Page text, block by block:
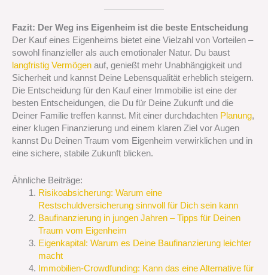
Fazit: Der Weg ins Eigenheim ist die beste Entscheidung
Der Kauf eines Eigenheims bietet eine Vielzahl von Vorteilen –
sowohl finanzieller als auch emotionaler Natur. Du baust
langfristig Vermögen auf, genießt mehr Unabhängigkeit und
Sicherheit und kannst Deine Lebensqualität erheblich steigern.
Die Entscheidung für den Kauf einer Immobilie ist eine der
besten Entscheidungen, die Du für Deine Zukunft und die
Deiner Familie treffen kannst. Mit einer durchdachten Planung,
einer klugen Finanzierung und einem klaren Ziel vor Augen
kannst Du Deinen Traum vom Eigenheim verwirklichen und in
eine sichere, stabile Zukunft blicken.
Ähnliche Beiträge:
Risikoabsicherung: Warum eine
Restschuldversicherung sinnvoll für Dich sein kann
Baufinanzierung in jungen Jahren – Tipps für Deinen
Traum vom Eigenheim
Eigenkapital: Warum es Deine Baufinanzierung leichter
macht
Immobilien-Crowdfunding: Kann das eine Alternative für